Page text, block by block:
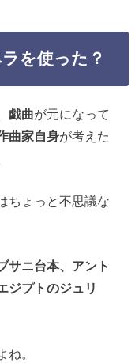
を使った？
戯曲が元になって
曲家自身が考えた
ちょっと不思議な
サニ台本、アント
ジプトのジュリ
ね。